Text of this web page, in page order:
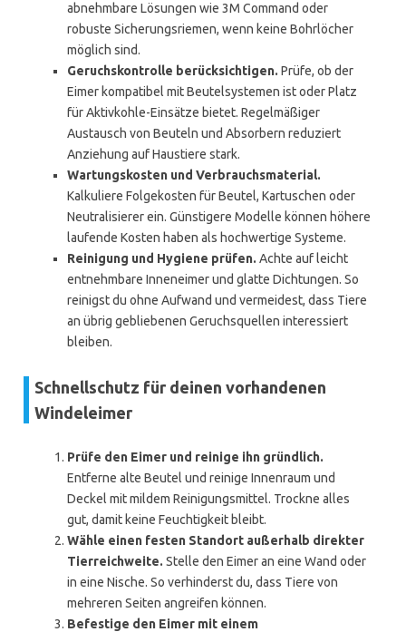
abnehmbare Lösungen wie 3M Command oder
robuste Sicherungsriemen, wenn keine Bohrlöcher
möglich sind.
Geruchskontrolle berücksichtigen. Prüfe, ob der
Eimer kompatibel mit Beutelsystemen ist oder Platz
für Aktivkohle-Einsätze bietet. Regelmäßiger
Austausch von Beuteln und Absorbern reduziert
Anziehung auf Haustiere stark.
Wartungskosten und Verbrauchsmaterial.
Kalkuliere Folgekosten für Beutel, Kartuschen oder
Neutralisierer ein. Günstigere Modelle können höhere
laufende Kosten haben als hochwertige Systeme.
Reinigung und Hygiene prüfen. Achte auf leicht
entnehmbare Inneneimer und glatte Dichtungen. So
reinigst du ohne Aufwand und vermeidest, dass Tiere
an übrig gebliebenen Geruchsquellen interessiert
bleiben.
Schnellschutz für deinen vorhandenen
Windeleimer
Prüfe den Eimer und reinige ihn gründlich.
Entferne alte Beutel und reinige Innenraum und
Deckel mit mildem Reinigungsmittel. Trockne alles
gut, damit keine Feuchtigkeit bleibt.
Wähle einen festen Standort außerhalb direkter
Tierreichweite. Stelle den Eimer an eine Wand oder
in eine Nische. So verhinderst du, dass Tiere von
mehreren Seiten angreifen können.
Befestige den Eimer mit einem